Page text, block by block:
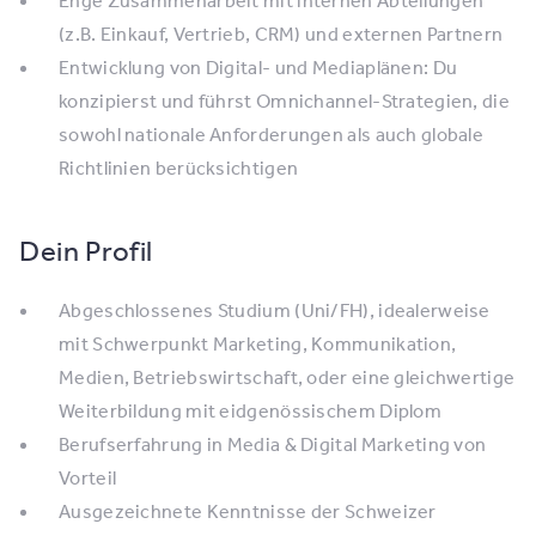
(z.B. Einkauf, Vertrieb, CRM) und externen Partnern
Entwicklung von Digital- und Mediaplänen: Du
konzipierst und führst Omnichannel-Strategien, die
sowohl nationale Anforderungen als auch globale
Richtlinien berücksichtigen
Dein Profil
Abgeschlossenes Studium (Uni/FH), idealerweise
mit Schwerpunkt Marketing, Kommunikation,
Medien, Betriebswirtschaft, oder eine gleichwertige
Weiterbildung mit eidgenössischem Diplom
Berufserfahrung in Media & Digital Marketing von
Vorteil
Ausgezeichnete Kenntnisse der Schweizer